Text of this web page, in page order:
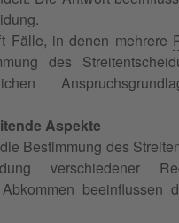
Fälle, in denen mehrere
des
Aspekte
Bestimmung des
verschiedener
beeinflussen